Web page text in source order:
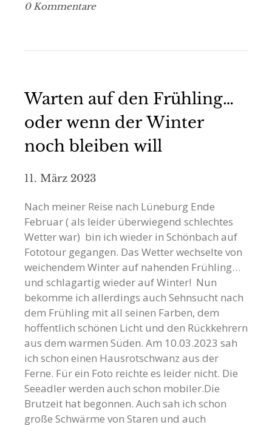
0 Kommentare
Warten auf den Frühling…
oder wenn der Winter
noch bleiben will
11. März 2023
Nach meiner Reise nach Lüneburg Ende
Februar ( als leider überwiegend schlechtes
Wetter war) bin ich wieder in Schönbach auf
Fototour gegangen. Das Wetter wechselte von
weichendem Winter auf nahenden Frühling…
und schlagartig wieder auf Winter! Nun
bekomme ich allerdings auch Sehnsucht nach
dem Frühling mit all seinen Farben, dem
hoffentlich schönen Licht und den Rückkehrern
aus dem warmen Süden. Am 10.03.2023 sah
ich schon einen Hausrotschwanz aus der
Ferne. Für ein Foto reichte es leider nicht. Die
Seeadler werden auch schon mobiler.Die
Brutzeit hat begonnen. Auch sah ich schon
große Schwärme von Staren und auch